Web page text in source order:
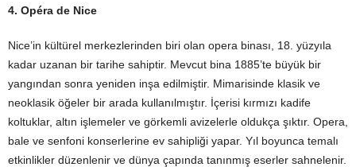
4. Opéra de Nice
Nice’in kültürel merkezlerinden biri olan opera binası, 18. yüzyıla
kadar uzanan bir tarihe sahiptir. Mevcut bina 1885’te büyük bir
yangından sonra yeniden inşa edilmiştir. Mimarisinde klasik ve
neoklasik öğeler bir arada kullanılmıştır. İçerisi kırmızı kadife
koltuklar, altın işlemeler ve görkemli avizelerle oldukça şıktır. Opera,
bale ve senfoni konserlerine ev sahipliği yapar. Yıl boyunca temalı
etkinlikler düzenlenir ve dünya çapında tanınmış eserler sahnelenir.